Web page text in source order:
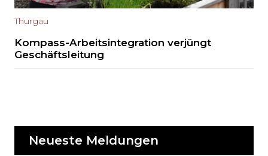
Thurgau
Kompass-Arbeitsintegration verjüngt
Geschäftsleitung
Neueste Meldungen